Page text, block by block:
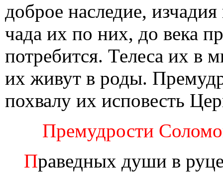
доброе наследие,
чада их по них, до века
потребится. Телеса их в
их живут в роды.
похвалу их исповесть
Премудрости
Праведных души в